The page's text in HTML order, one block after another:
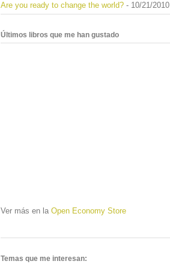
Are you ready to change the world? - 10/21/2010
Últimos libros que me han gustado
Ver más en la Open Economy Store
Temas que me interesan: